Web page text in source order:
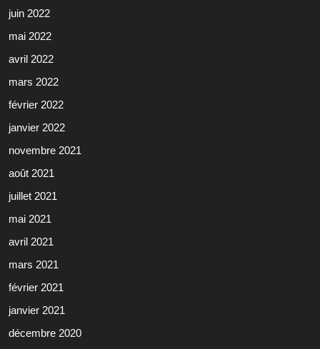
juin 2022
mai 2022
avril 2022
mars 2022
février 2022
janvier 2022
novembre 2021
août 2021
juillet 2021
mai 2021
avril 2021
mars 2021
février 2021
janvier 2021
décembre 2020